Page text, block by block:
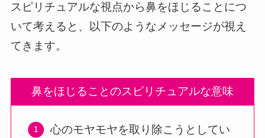
スピリチュアルな視点から鼻をほじることにつ
いて考えると、以下のようなメッセージが視え
てきます。
鼻をほじることのスピリチュアルな意味
心のモヤモヤを取り除こうとしてい